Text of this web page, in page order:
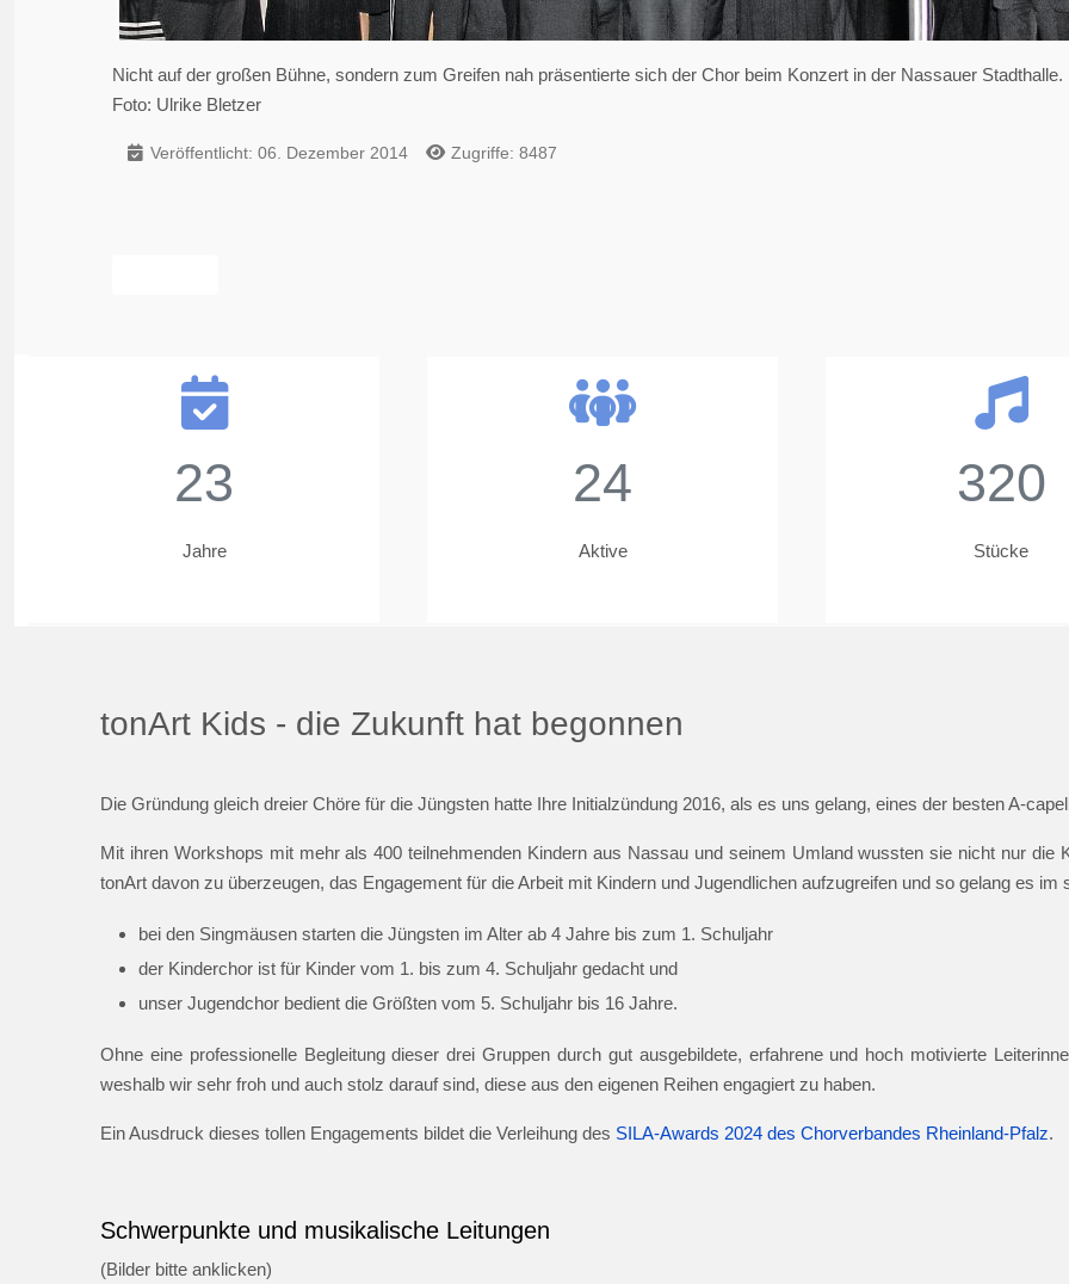
Nicht auf der großen Bühne, sondern zum Greifen nah präsentierte sich der Chor beim Konzert in der Nassauer Stadthalle.
Foto: Ulrike Bletzer
Veröffentlicht: 06. Dezember 2014 Zugriffe: 8487
23
Jahre
24
Aktive
320
Stücke
tonArt Kids - die Zukunft hat begonnen
Die Gründung gleich dreier Chöre für die Jüngsten hatte Ihre Initialzündung 2016, als es uns gelang, eines der besten A-
Mit ihren Workshops mit mehr als 400 teilnehmenden Kindern aus Nassau und seinem Umland wussten sie nicht nur die
tonArt davon zu überzeugen, das Engagement für die Arbeit mit Kindern und Jugendlichen aufzugreifen und so gelang es
bei den Singmäusen starten die Jüngsten im Alter ab 4 Jahre bis zum 1. Schuljahr
der Kinderchor ist für Kinder vom 1. bis zum 4. Schuljahr gedacht und
unser Jugendchor bedient die Größten vom 5. Schuljahr bis 16 Jahre.
Ohne eine professionelle Begleitung dieser drei Gruppen durch gut ausgebildete, erfahrene und hoch motivierte
weshalb wir sehr froh und auch stolz darauf sind, diese aus den eigenen Reihen engagiert zu haben.
Ein Ausdruck dieses tollen Engagements bildet die Verleihung des SILA-Awards 2024 des Chorverbandes Rheinland-Pfalz.
Schwerpunkte und musikalische Leitungen
(Bilder bitte anklicken)